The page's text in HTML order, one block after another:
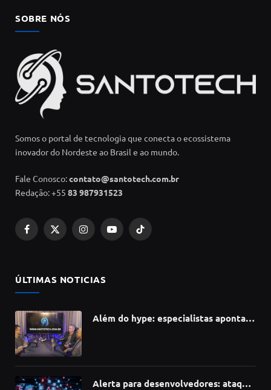
SOBRE NÓS
Somos o portal de tecnologia que conecta o ecossistema
inovador do Nordeste ao Brasil e ao mundo.
Fale Conosco:contato@santotech.com.br
Redação: +55 83 987931523
Facebook
X
InstagramYouTubeTikTok
ÚLTIMAS NOTICIAS
Além do hype: especialistas apontam
Alerta para desenvolvedores: ataque